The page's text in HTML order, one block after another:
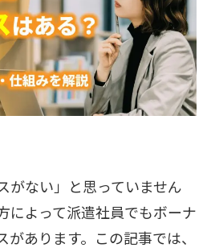
がない」と思っていません
によって派遣社員でもボーナ
あります。この記事では、